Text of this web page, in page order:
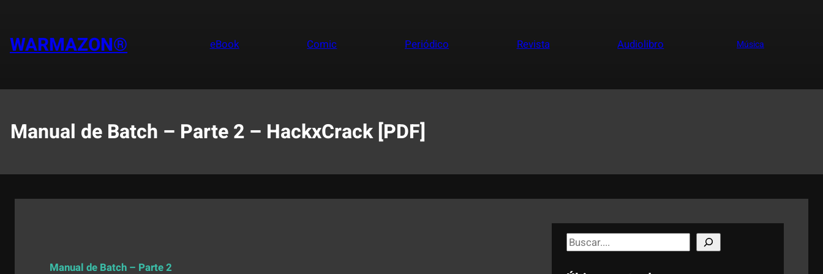
contenido
WARMAZON® eBook Comic Periódico Revista Audiolibro Música
Manual de Batch – Parte 2 – HackxCrack [PDF]
Manual de Batch – Parte 2
S
e